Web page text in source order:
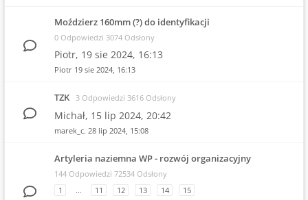
Moździerz 160mm (?) do identyfikacji
0 Odpowiedzi 3074 Odsłony
Piotr, 19 sie 2024, 16:13
Piotr 19 sie 2024, 16:13
TZK 3 Odpowiedzi 3616 Odsłony
Michał, 15 lip 2024, 20:42
marek_c. 28 lip 2024, 15:08
Artyleria naziemna WP - rozwój organizacyjny
144 Odpowiedzi 72534 Odsłony
1
… 11 12 13 14 15